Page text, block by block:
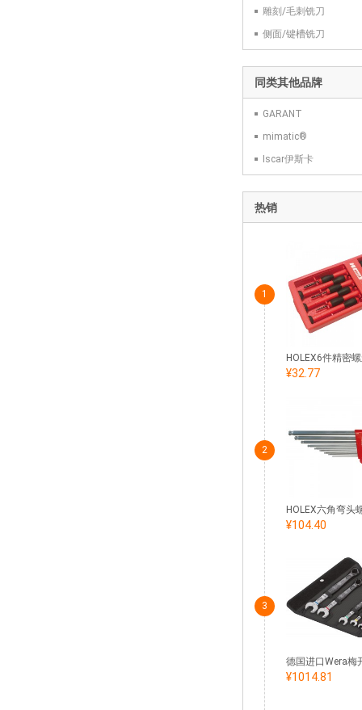
雕刻/毛刺铣刀
侧面/键槽铣刀
同类其他品牌
GARANT
mimatic®
Iscar伊斯卡
热销
1
2
3
¥32.77
¥104.40
¥1014.81